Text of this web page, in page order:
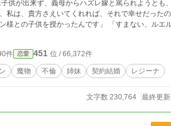
貴方さえいてくれれば、それで幸せだったのにーーー。 「《ル
です」 「すまない、ルエル。君の事は愛しているんだ……で
取りとして、どうしても世継ぎが必要なんだ！だ
返さないと気がすまないー
いから。 「私、貴方と離婚出来て、幸せよ。 私、あんな男の
件 恋愛 451 位 / 66,372件
魔物 不倫 姉妹 契約結婚 レジーナ
文字数 230,764 最終更